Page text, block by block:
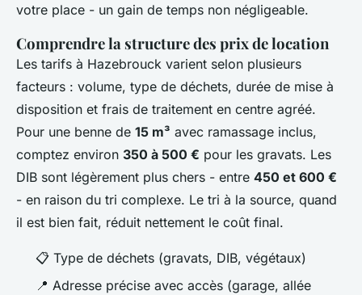
votre place - un gain de temps non négligeable.
Comprendre la structure des prix de location
Les tarifs à Hazebrouck varient selon plusieurs
facteurs : volume, type de déchets, durée de mise à
disposition et frais de traitement en centre agréé.
Pour une benne de 15 m³ avec ramassage inclus,
comptez environ 350 à 500 € pour les gravats. Les
DIB sont légèrement plus chers - entre 450 et 600 €
- en raison du tri complexe. Le tri à la source, quand
il est bien fait, réduit nettement le coût final.
📋 Type de déchets (gravats, DIB, végétaux)
📍 Adresse précise avec accès (garage, allée